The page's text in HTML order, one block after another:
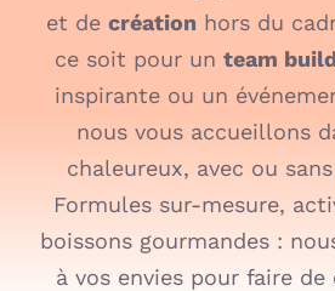
Newsletter
et de création hors du
ce soit pour un team
inspirante ou un
nous vous accueillons
chaleureux, avec ou
Formules sur-mesure,
boissons gourmandes :
à vos envies pour faire